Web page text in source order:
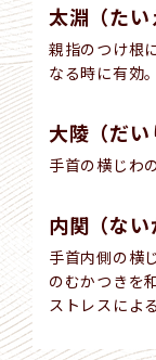
太淵（たい
親指のつけ根
なる時に有効。
大陵（だい
手首の横じわ
内関（ない
手首内側の横
のむかつきを
ストレスによ